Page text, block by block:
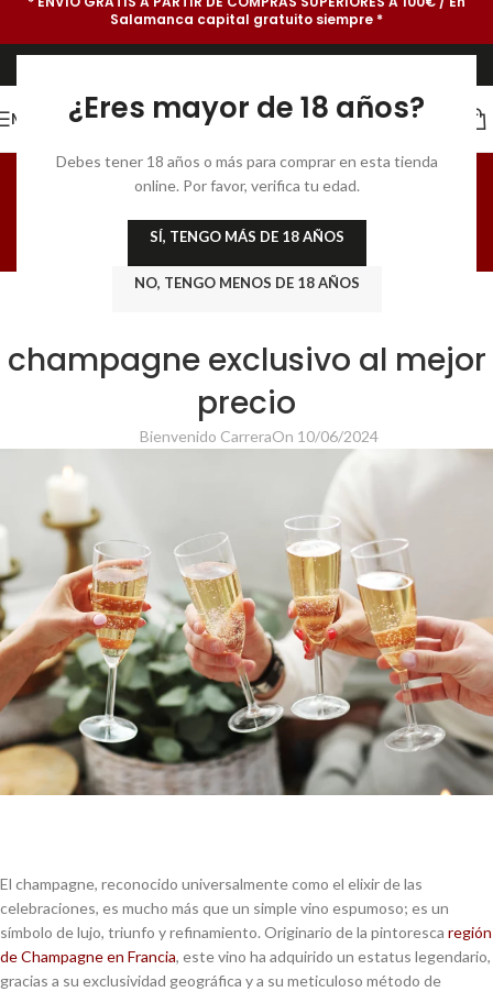
¿Eres mayor de 18 años?
Debes tener 18 años o más para comprar en esta tienda
online. Por favor, verifica tu edad.
SÍ, TENGO MÁS DE 18 AÑOS
NO, TENGO MENOS DE 18 AÑOS
Salamanca capital gratuito siempre *
MENU
GastroBlog para
Sibaritas
PRODUCTOS GOURMET ,VINOS Y CHAMPAGNE
champagne exclusivo al mejor
precio
Bienvenido CarreraOn 10/06/2024
El champagne, reconocido universalmente como el elixir de las
celebraciones, es mucho más que un simple vino espumoso; es un
símbolo de lujo, triunfo y refinamiento. Originario de la pintoresca región
de Champagne en Francia, este vino ha adquirido un estatus legendario,
gracias a su exclusividad geográfica y a su meticuloso método de